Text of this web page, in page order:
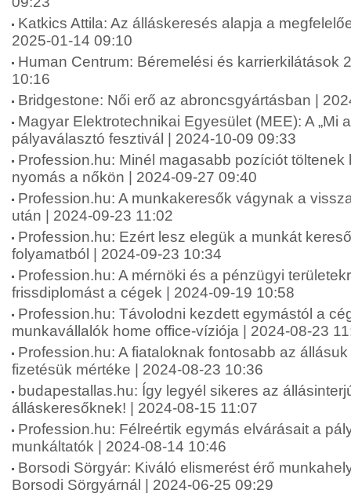
Katkics Attila: Az álláskeresés alapja a
2025-01-14 09:10
Human Centrum: Béremelési és karrierkilátások
10:16
Bridgestone: Női erő az abroncsgyártásban |
Magyar Elektrotechnikai Egyesület (MEE): A „Mi
pályaválasztó fesztivál | 2024-10-09 09:33
Profession.hu: Minél magasabb pozíciót
nyomás a nőkön | 2024-09-27 09:40
Profession.hu: A munkakeresők vágynak a
után | 2024-09-23 11:02
Profession.hu: Ezért lesz elegük a munkát
folyamatból | 2024-09-23 10:34
Profession.hu: A mérnöki és a pénzügyi
frissdiplomást a cégek | 2024-09-19 10:58
Profession.hu: Távolodni kezdett egymástól a
munkavállalók home office-víziója | 2024-08-23
Profession.hu: A fiataloknak fontosabb az
fizetésük mértéke | 2024-08-23 10:36
budapestallas.hu: Így legyél sikeres az
álláskeresőknek! | 2024-08-15 11:07
Profession.hu: Félreértik egymás elvárásait a
munkáltatók | 2024-08-14 10:46
Borsodi Sörgyár: Kiváló elismerést érő
Borsodi Sörgyárnál | 2024-06-25 09:29